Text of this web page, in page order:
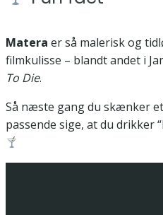
Matera er så malerisk og
filmkulisse – blandt andet i
To Die.
Så næste gang du skænker
passende sige, at du drikker